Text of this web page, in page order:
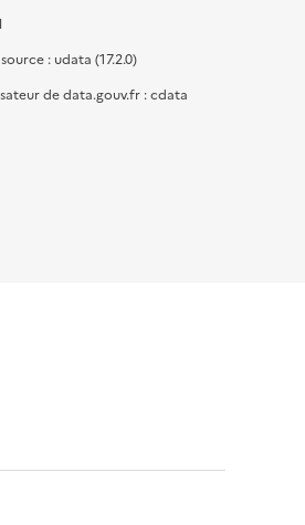
: udata (17.2.0)
de data.gouv.fr : cdata